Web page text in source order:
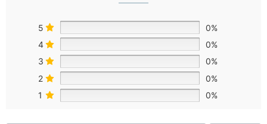
5
0%
4
0%
3
0%
2
0%
1
0%